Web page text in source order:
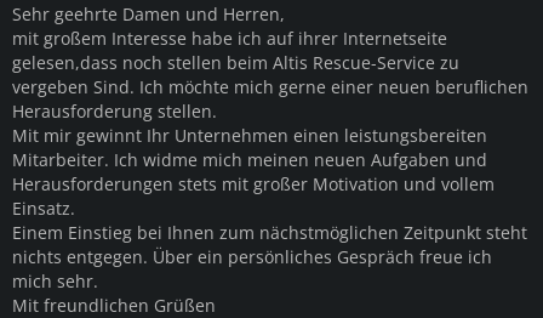
Sehr geehrte Damen und Herren,
mit großem Interesse habe ich auf ihrer Internetseite
gelesen,dass noch stellen beim Altis Rescue-Service zu
vergeben Sind. Ich möchte mich gerne einer neuen beruflichen
Herausforderung stellen.
Mit mir gewinnt Ihr Unternehmen einen leistungsbereiten
Mitarbeiter. Ich widme mich meinen neuen Aufgaben und
Herausforderungen stets mit großer Motivation und vollem
Einsatz.
Einem Einstieg bei Ihnen zum nächstmöglichen Zeitpunkt steht
nichts entgegen. Über ein persönliches Gespräch freue ich
mich sehr.
Mit freundlichen Grüßen